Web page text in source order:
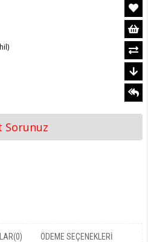
Sorunuz
(0) ÖDEME SEÇENEKLERI